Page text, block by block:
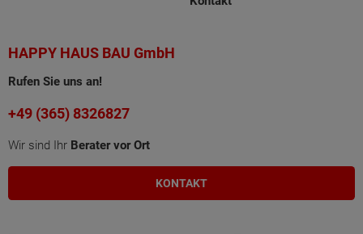
HAPPY HAUS BAU GmbH
Rufen Sie uns an!
+49 (365) 8326827
Wir sind Ihr Berater vor Ort
KONTAKT